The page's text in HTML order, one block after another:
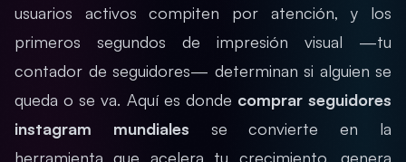
usuarios activos compiten por atención, y los
primeros segundos de impresión visual —tu
contador de seguidores— determinan si alguien se
queda o se va. Aquí es donde comprar seguidores
instagram mundiales se convierte en la
herramienta que acelera tu crecimiento, genera